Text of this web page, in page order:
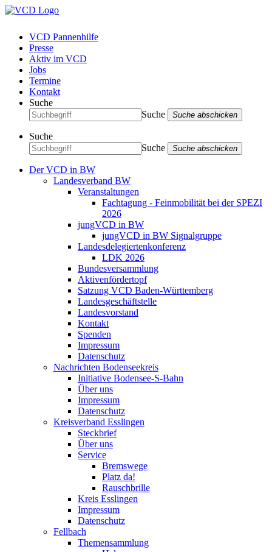
VCD Pannenhilfe
Presse
Aktiv im VCD
Jobs
Termine
Kontakt
Suche
Suche
Suche abschicken
Suche
Suche
Suche abschicken
Der VCD in BW
Landesverband BW
Veranstaltungen
Fachtagung - Feinmobilität bei der SPEZI
2026
jungVCD in BW
jungVCD in BW Signalgruppe
Landesdelegiertenkonferenz
LDK 2026
Bundesversammlung
Aktivenfördertopf
Satzung VCD Baden-Württemberg
Landesgeschäftstelle
Landesvorstand
Kontakt
Spenden
Impressum
Datenschutz
Nachrichten Bodenseekreis
Initiative Bodensee-S-Bahn
Über uns
Impressum
Datenschutz
Kreisverband Esslingen
Steckbrief
Über uns
Service
Bremswege
Platz da!
Rauschbrille
Kreis Esslingen
Impressum
Datenschutz
Fellbach
Themensammlung